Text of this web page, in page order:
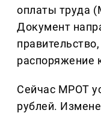
оплаты труда
Документ
распоряжение
Сейчас МРОТ
рублей.